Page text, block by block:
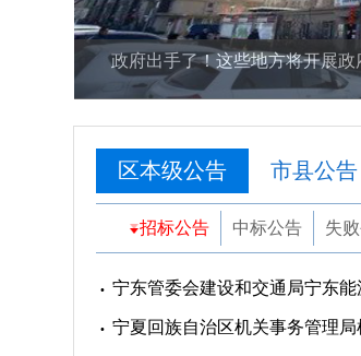
政府出手了！这些地方将开展
区本级公告 市县公告
招标公告 中标公告 失
宁夏回族自治区机关事务管理